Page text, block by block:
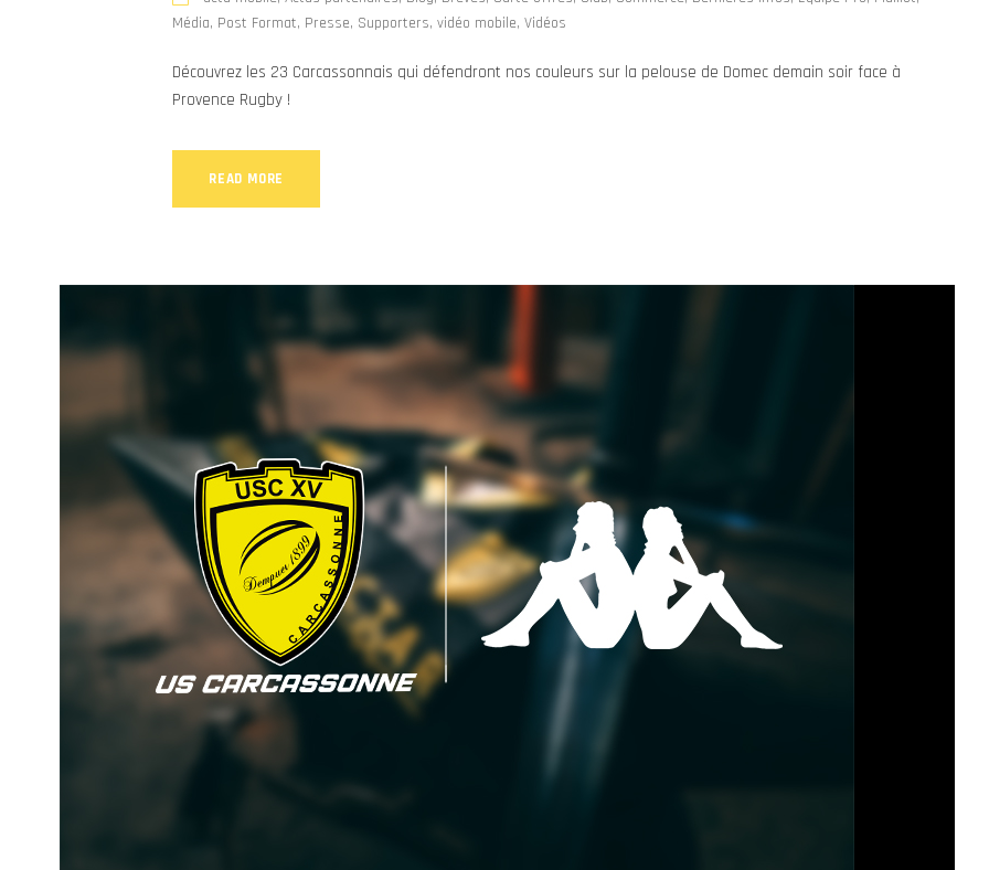
Média, Post Format, Presse, Supporters, vidéo mobile, Vidéos
Découvrez les 23 Carcassonnais qui défendront nos couleurs sur la pelouse de Domec demain soir face à
Provence Rugby !
READ MORE